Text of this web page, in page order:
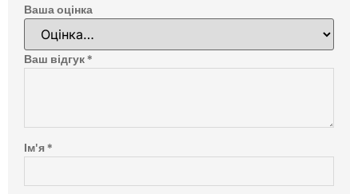
Ваша оцінка
Ваш відгук*
Ім'я*